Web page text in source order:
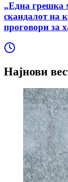
„Една грешка
скандалот на
проговори за
Најнови